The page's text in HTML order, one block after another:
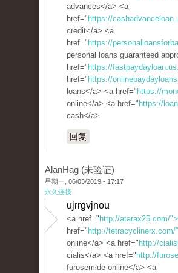
advances</a> <a
href=" https://
credit</a> <a
href=" https://
personal loans guaranteed
href=" https://
href=" https://
loans</a> <a href=" https://
online</a> <a href=" https://
cash</a>
回复
AlanHag (未验证)
星期一, 06/03/2019 - 17:17
永久连接
ujrrgvjnou
<a href=" http://atarax25.com/
href=" http://tetracyclinerx.com/
online</a> <a href=" http://
cialis</a> <a href=" http://
furosemide online</a> <a